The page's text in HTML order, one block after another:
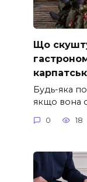
Що
Будь-яка
якщо вона
0 18